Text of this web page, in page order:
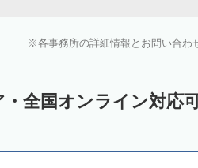
各事務所の詳細情報とお問い合わ
全国オンライン対応